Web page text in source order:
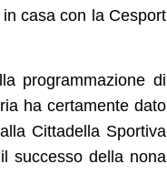
casa con la Cesport
programmazione di
ha certamente dato
Cittadella Sportiva
successo della nona